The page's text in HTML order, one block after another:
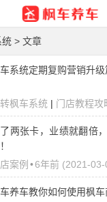
> 文章
系统定期复购营销升级
枫车系统 | 门店教程攻
了两张卡，业绩就翻倍
案例 •6年前 (2021-03-
养车教你如何使用枫车